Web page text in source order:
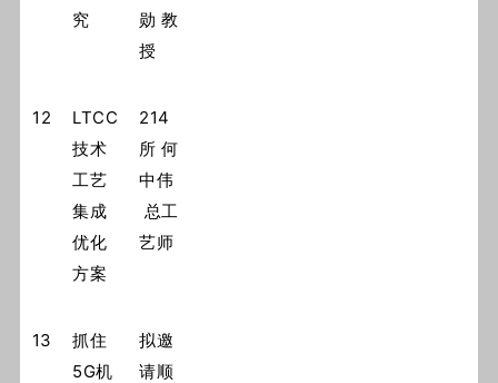
究
勋 教
授
12
LTCC
技术
工艺
集成
优化
方案
214
所 何
中伟
总工
艺师
13
抓住
5G机
拟邀
请顺